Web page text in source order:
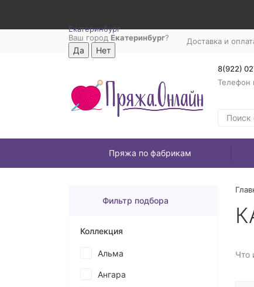
Екатеринбург
Ваш город Екатеринбург? Доставка и
8(922)
Телефон
Пряжа по фабрикам
Что
Фильтр подбора
Коллекция
Альма
Ангара